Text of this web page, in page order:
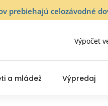
prebiehajú celozávodné
Výpočet
a mládež Výpredaj